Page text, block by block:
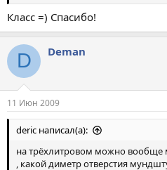
Класс =) Спасибо!
D Deman
11 Июн 2009
deric написал(а):
на трёхлитровом можно вообще
, какой диметр отверстия